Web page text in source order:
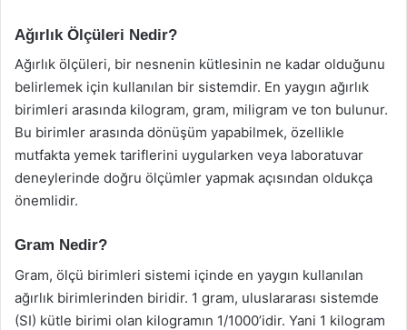
Ağırlık Ölçüleri Nedir?
Ağırlık ölçüleri, bir nesnenin kütlesinin ne kadar olduğunu
belirlemek için kullanılan bir sistemdir. En yaygın ağırlık
birimleri arasında kilogram, gram, miligram ve ton bulunur.
Bu birimler arasında dönüşüm yapabilmek, özellikle
mutfakta yemek tariflerini uygularken veya laboratuvar
deneylerinde doğru ölçümler yapmak açısından oldukça
önemlidir.
Gram Nedir?
Gram, ölçü birimleri sistemi içinde en yaygın kullanılan
ağırlık birimlerinden biridir. 1 gram, uluslararası sistemde
(SI) kütle birimi olan kilogramın 1/1000’idir. Yani 1 kilogram